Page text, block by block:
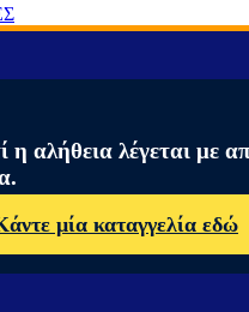
η αλήθεια λέγεται με
μία καταγγελία εδώ